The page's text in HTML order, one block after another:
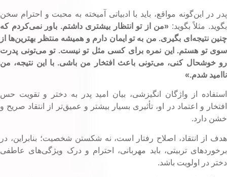
در این‌گونه مواقع، باید با ادبیاتی آمیخته به محبت و احترام سخن
مثلاً بگوید:«من از تو انتظار بیشتری داشتم. باور نمی‌کردم که
نتیجه‌ای بگیری. من به تو ایمان دارم و همیشه منتظر بهترین‌ها از
تو هستم. این نمره برای کسی مثل تو نیست. تو می‌تونی پدرت
خوشحال کنی، می‌تونی باعث افتخار من باشی. با این نتیجه، من
شدم.»
از واژگان انگیزشی، بیان امید پدر به دختر و تقویت حس
و اعتماد در او، تأثیری بسیار بیشتر و عمیق‌تر از انتقاد صریح و
دارد.
از انتقاد، اصلاح رفتار است، نه شکستن شخصیت؛ بنابراین، در
تربیتی، باید مهربانی، احترام و درک ویژگی‌های عاطفی
در اولویت باشد.